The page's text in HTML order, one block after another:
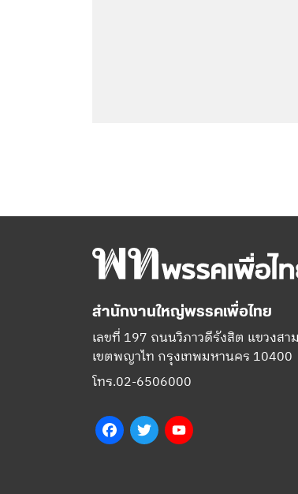
สำนักงานใหญ่พรรคเพื่อไทย
เลขที่ 197 ถนนวิภาวดีรังสิต แขวงสา
เขตพญาไท กรุงเทพมหานคร 10400
โทร.02-6506000
FacebookTwitter